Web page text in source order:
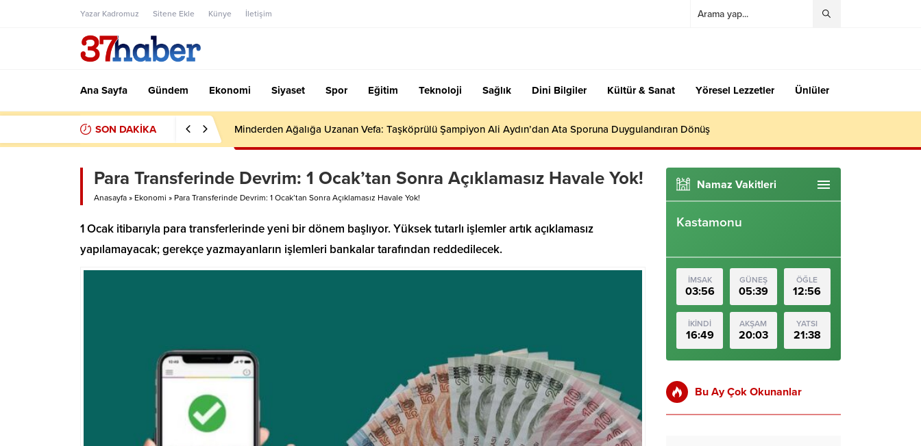
Yazar Kadromuz Sitene Ekle Künye İletişim
Ana Sayfa Gündem Ekonomi Siyaset Spor Eğitim Teknoloji Sağlık Dini Bilgiler Kültür & Sanat Yöresel Lezzetler Ünlüler
SON DAKİKA Minderden Ağalığa Uzanan Vefa: Taşköprülü Şampiyon Ali Aydın’dan Ata Sporuna Duygulandıran Dönüş
Para Transferinde Devrim: 1 Ocak’tan Sonra Açıklamasız Havale Yok!
Anasayfa » Ekonomi » Para Transferinde Devrim: 1 Ocak’tan Sonra Açıklamasız Havale Yok!
1 Ocak itibarıyla para transferlerinde yeni bir dönem başlıyor. Yüksek tutarlı işlemler artık açıklamasız
yapılamayacak; gerekçe yazmayanların işlemleri bankalar tarafından reddedilecek.
Namaz Vakitleri
Kastamonu
İMSAK
03:56
GÜNEŞ
05:39
ÖĞLE
12:56
İKİNDİ
16:49
AKŞAM
20:03
YATSI
21:38
Bu Ay Çok Okunanlar